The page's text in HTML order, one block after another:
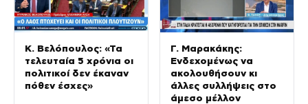
Κ. Βελόπουλος: «Τα
τελευταία 5 χρόνια οι
πολιτικοί δεν έκαναν
πόθεν έσχες»
Γ. Μαρακάκης:
Ενδεχομένως να
ακολουθήσουν κι
άλλες συλλήψεις στο
άμεσο μέλλον